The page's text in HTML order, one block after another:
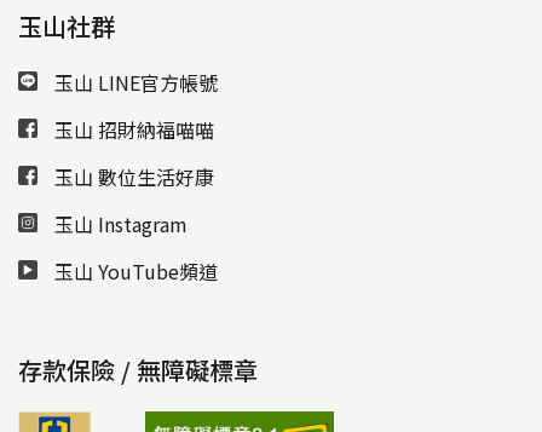
玉山社群
玉山 LINE官方帳號
玉山 招財納福喵喵
玉山 數位生活好康
玉山 Instagram
玉山 YouTube頻道
存款保險 / 無障礙標章